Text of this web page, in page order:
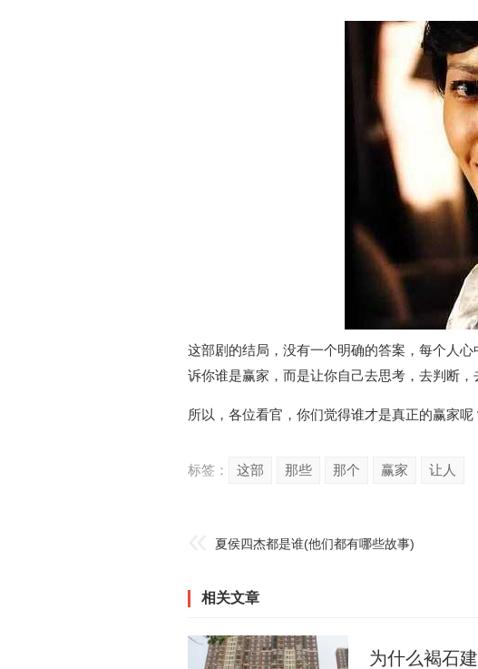
这部剧的结局，没有一个明确的答案，每个人
诉你谁是赢家，而是让你自己去思考，去判断，
所以，各位看官，你们觉得谁才是真正的赢家呢
标签： 这部 那些 那个 赢家 让人
夏侯四杰都是谁(他们都有哪些故事)
相关文章
为什么褐石